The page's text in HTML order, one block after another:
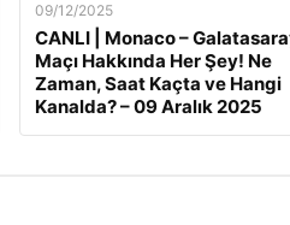
09/12/2025
CANLI | Monaco –
Maçı Hakkında Her Şey! Ne
Zaman, Saat Kaçta ve Hangi
Kanalda? – 09 Aralık 2025